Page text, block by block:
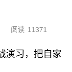
阅读 11371
演习，把自家